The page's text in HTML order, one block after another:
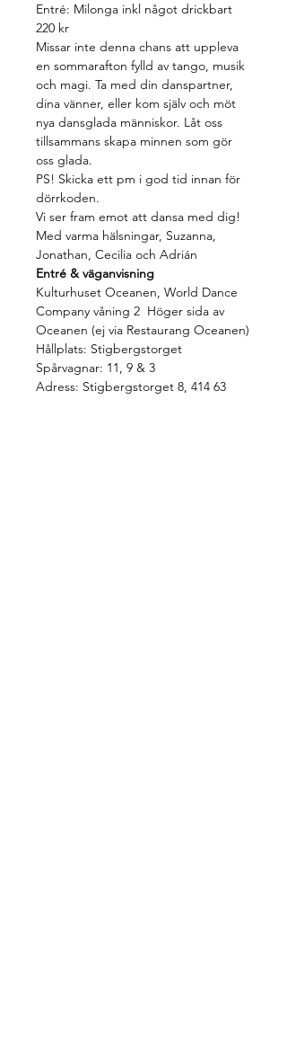
Entré: Milonga inkl något drickbart
220 kr
Missar inte denna chans att uppleva
en sommarafton fylld av tango, musik
och magi. Ta med din danspartner,
dina vänner, eller kom själv och möt
nya dansglada människor. Låt oss
tillsammans skapa minnen som gör
oss glada.
PS! Skicka ett pm i god tid innan för
dörrkoden.
Vi ser fram emot att dansa med dig!
Med varma hälsningar, Suzanna,
Jonathan, Cecilia och Adrián
Entré & väganvisning
Kulturhuset Oceanen, World Dance
Company våning 2  Höger sida av
Oceanen (ej via Restaurang Oceanen)
Hållplats: Stigbergstorget
Spårvagnar: 11, 9 & 3
Adress: Stigbergstorget 8, 414 63